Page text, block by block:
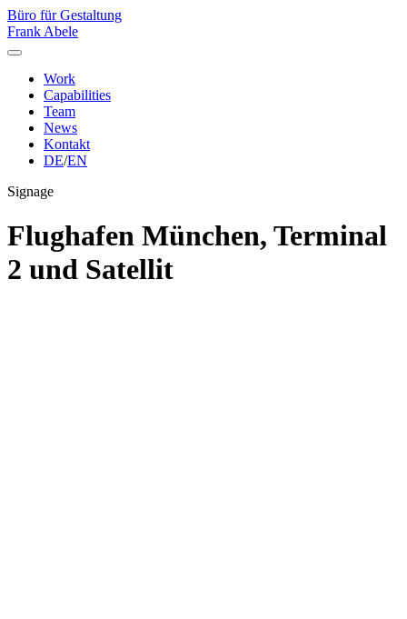
Büro für Gestaltung
Frank Abele
Work
Capabilities
Team
News
Kontakt
DE/EN
Signage
Flughafen München, Terminal
2 und Satellit